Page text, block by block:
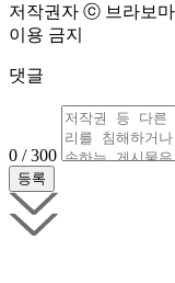
저작권자 ⓒ 브라보
이용 금지
댓글
0 / 300